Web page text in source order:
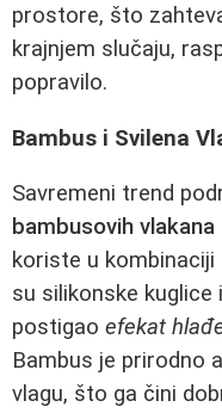
prostore, što
krajnjem slučaju,
popravilo.
Bambus i Svilena
Savremeni trend
bambusovih vlakana
koriste u
su silikonske kuglice
postigao efekat
Bambus je prirodno
vlagu, što ga čini